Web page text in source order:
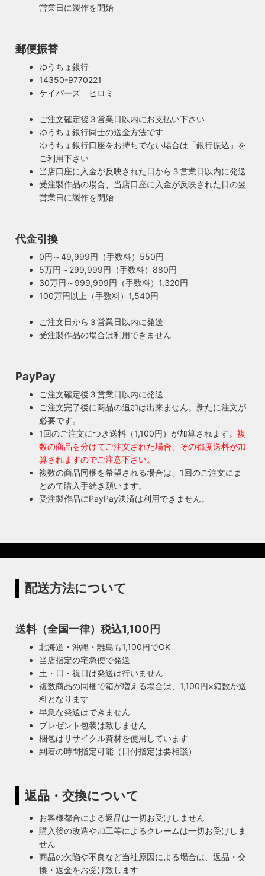
もしもの時も安心・製作担当者が修理を行いま
ご購入頂いた照明がもしも故障した場合は、すぐに当店にご
連絡ください！ハンドメイド照明やアンティーク照明は修理
人が責任をもって修理にあたります。造ったりカスタムした
本人だからこそ分かる不具合を見逃しません。
100年近く前のソケットも復活・特殊な絶縁体
ト。何十年、時には100年近く前のソケットシェルを使うこ
ともあります。ところが100年近く前のソケットに使われて
いたインシュレーター（絶縁体）はご覧の通り炭化してボロ
ボロに。当店では専門機関に依頼し、特殊カーボンを使いオ
リジナルのインシュレーターを製造しました。これで100年
近く前のソケットも安心してお使い頂けます。
営業日に製作を開始
郵便振替
ゆうちょ銀行
14350-9770221
ケイパーズ ヒロミ
ご注文確定後３営業日以内にお支払い下さい
ゆうちょ銀行同士の送金方法です
ゆうちょ銀行口座をお持ちでない場合は「銀行振込」を
ご利用下さい
当店口座に入金が反映された日から３営業日以内に発送
受注製作品の場合、当店口座に入金が反映された日の翌
営業日に製作を開始
代金引換
0円～49,999円（手数料）550円
5万円～299,999円（手数料）880円
30万円～999,999円（手数料）1,320円
100万円以上（手数料）1,540円
ご注文日から３営業日以内に発送
受注製作品の場合は利用できません
PayPay
ご注文確定後３営業日以内に発送
ご注文完了後に商品の追加は出来ません。新たに注文が
必要です。
1回のご注文につき送料（1,100円）が加算されます。 複
数の商品を分けてご注文された場合、その都度送料が加
算されますのでご注意下さい。
複数の商品同梱を希望される場合は、1回のご注文にま
とめて購入手続き願います。
受注製作品にPayPay決済は利用できません。
配送方法について
送料（全国一律）税込1,100円
北海道・沖縄・離島も1,100円でOK
当店指定の宅急便で発送
土・日・祝日は発送は行いません
複数商品の同梱で箱が増える場合は、1,100円×箱数が送
料となります
早急な発送はできません
プレゼント包装は致しません
梱包はリサイクル資材を使用しています
到着の時間指定可能（日付指定は要相談）
返品・交換について
お客様都合による返品は一切お受けしません
購入後の改造や加工等によるクレームは一切お受けしま
せん
商品の欠陥や不良など当社原因による場合は、返品・交
換・返金をお受け致します